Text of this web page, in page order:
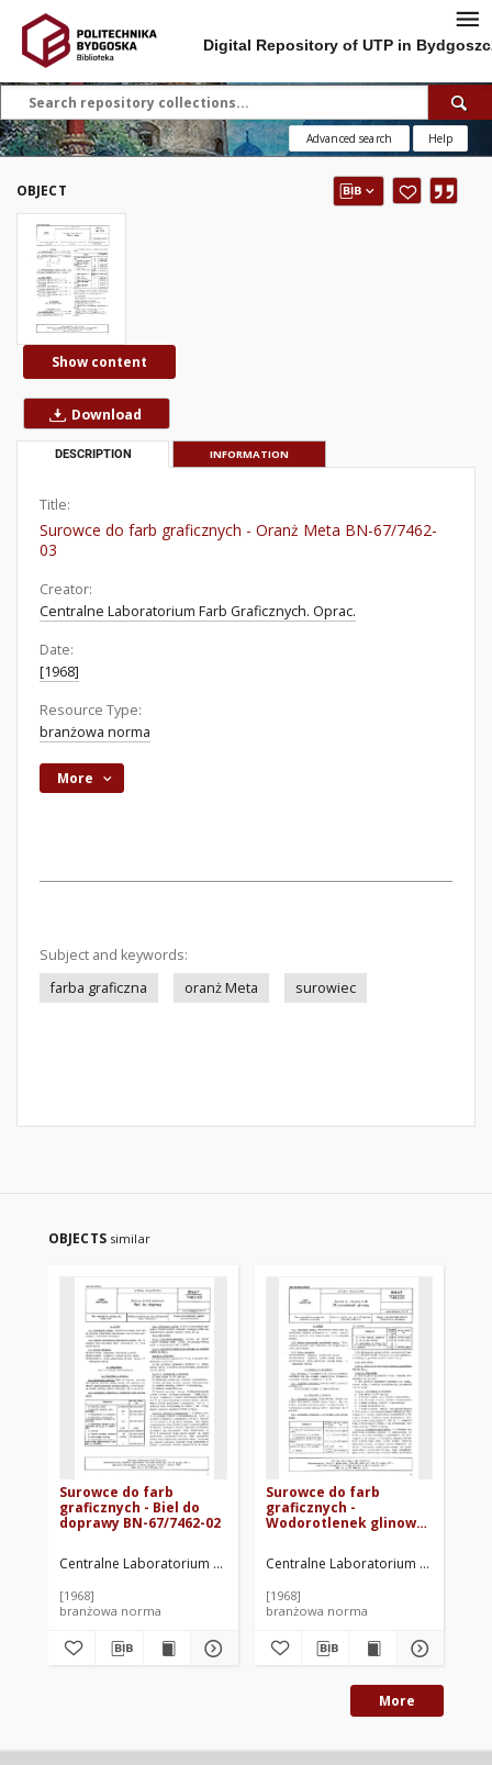
Digital Repository of UTP in
Advanced search Help
OBJECT
Show content
Download
DESCRIPTION INFORMATION
Title:
Surowce do farb graficznych - Oranż Meta BN-67/7462-
03
Creator:
Centralne Laboratorium Farb Graficznych. Oprac.
Date:
[1968]
Resource Type:
branżowa norma
More
Subject and keywords:
farba graficzna
oranż Meta surowiec
OBJECTS similar
Surowce do farb
graficznych - Biel do
doprawy BN-67/7462-02
Centralne Laboratorium Farb Graficznych. Oprac.
[1968]
branżowa norma
Surowce do farb
graficznych -
Wodorotlenek glinowy
Centralne Laboratorium Farb
[1968]
branżowa norma
More